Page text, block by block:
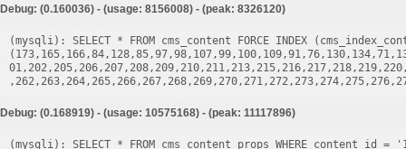
Debug: (0.160036) - (usage: 8156008) - (peak: 8326120)
(mysqli): SELECT * FROM cms_content FORCE INDEX
Debug: (0.168919) - (usage: 10575168) - (peak: 11117896)